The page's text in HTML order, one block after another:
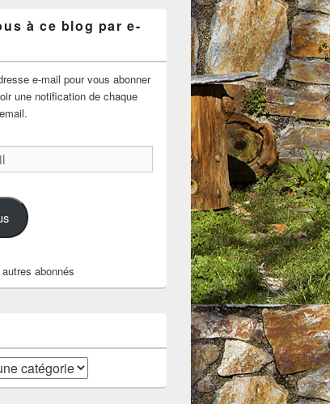
à ce blog par e-
e-mail pour vous abonner
une notification de chaque
abonnés